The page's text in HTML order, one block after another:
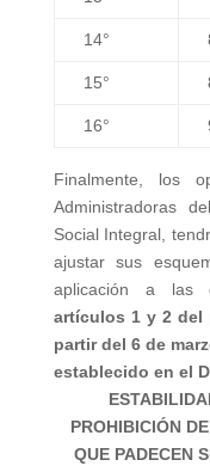
14°
15°
16°
Finalmente, los
Administradoras
Social Integral,
ajustar sus
aplicación a las
artículos 1 y 2 del
partir del 6 de
establecido en el
PROHIBICIÓN
QUE PADECEN